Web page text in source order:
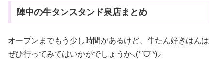
陣中の牛タンスタンド泉店まとめ
オープンまでもう少し時間があるけど、牛たん好きはんは
ぜひ行ってみてはいかがでしょうか⸜(*ˊᗜˋ*)⸝